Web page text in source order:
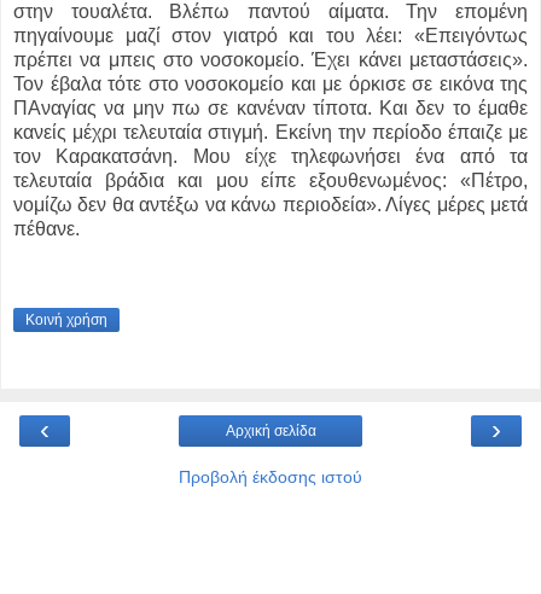
στην τουαλέτα. Βλέπω παντού αίματα. Την επομένη
πηγαίνουμε μαζί στον γιατρό και του λέει: «Επειγόντως
πρέπει να μπεις στο νοσοκομείο. Έχει κάνει μεταστάσεις».
Τον έβαλα τότε στο νοσοκομείο και με όρκισε σε εικόνα της
ΠΑναγίας να μην πω σε κανέναν τίποτα. Και δεν το έμαθε
κανείς μέχρι τελευταία στιγμή. Εκείνη την περίοδο έπαιζε με
τον Καρακατσάνη. Μου είχε τηλεφωνήσει ένα από τα
τελευταία βράδια και μου είπε εξουθενωμένος: «Πέτρο,
νομίζω δεν θα αντέξω να κάνω περιοδεία». Λίγες μέρες μετά
πέθανε.
Κοινή χρήση
‹ ›
Αρχική σελίδα
Προβολή έκδοσης ιστού